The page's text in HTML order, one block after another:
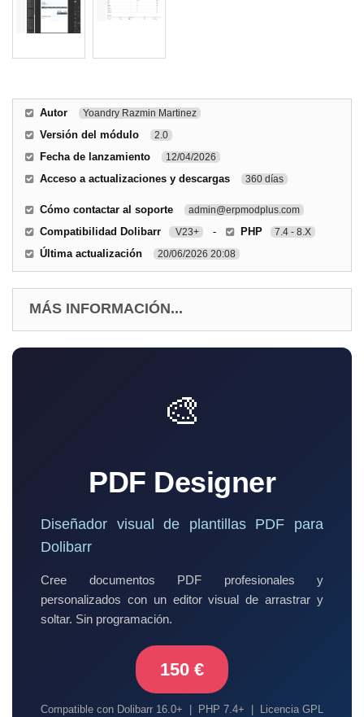
Autor Yoandry Razmin Martinez
Versión del módulo 2.0
Fecha de lanzamiento 12/04/2026
Acceso a actualizaciones y descargas 360 días
Cómo contactar al soporte admin@erpmodplus.com
Compatibilidad Dolibarr V23+ - PHP 7.4 - 8.X
Última actualización 20/06/2026 20:08
MÁS INFORMACIÓN...
🎨
PDF Designer
Diseñador visual de plantillas PDF para
Dolibarr
Cree documentos PDF profesionales y
personalizados con un editor visual de arrastrar y
soltar. Sin programación.
150 €
Compatible con Dolibarr 16.0+ | PHP 7.4+ | Licencia GPL